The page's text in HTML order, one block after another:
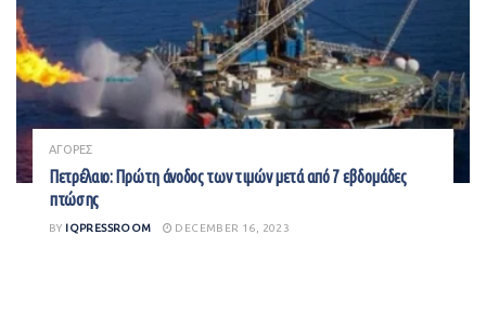
ΑΓΟΡΕΣ
Πετρέλαιο: Πρώτη άνοδος των τιμών μετά από 7 εβδομάδες
πτώσης
BY IQPRESSROOM DECEMBER 16, 2023